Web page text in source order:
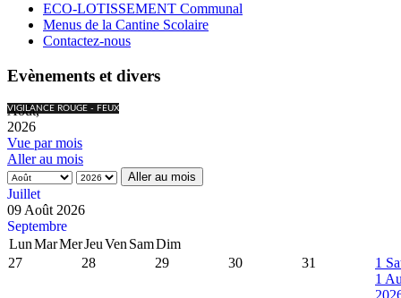
ECO-LOTISSEMENT Communal
Menus de la Cantine Scolaire
Contactez-nous
Evènements et divers
VIGILANCE ROUGE - FEUX
Août,
2026
Vue par mois
Aller au mois
Aller au mois
Juillet
09 Août 2026
Septembre
LunMarMerJeuVen SamDim
27
28 29 30 31 1
1